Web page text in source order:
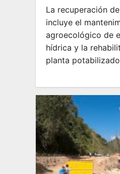
La recuperación
incluye el
agroecológico de
hídrica y la
planta